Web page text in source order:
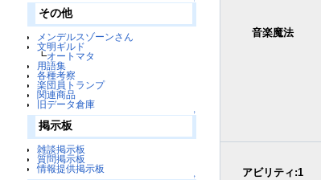
その他
メンデルスゾーンさん
文明ギルド
┗オートマタ
用語集
各種考察
楽団員トランプ
関連商品
旧データ倉庫
↑
掲示板
雑談掲示板
質問掲示板
情報提供掲示板
↑
音楽魔法
アビリティ:1